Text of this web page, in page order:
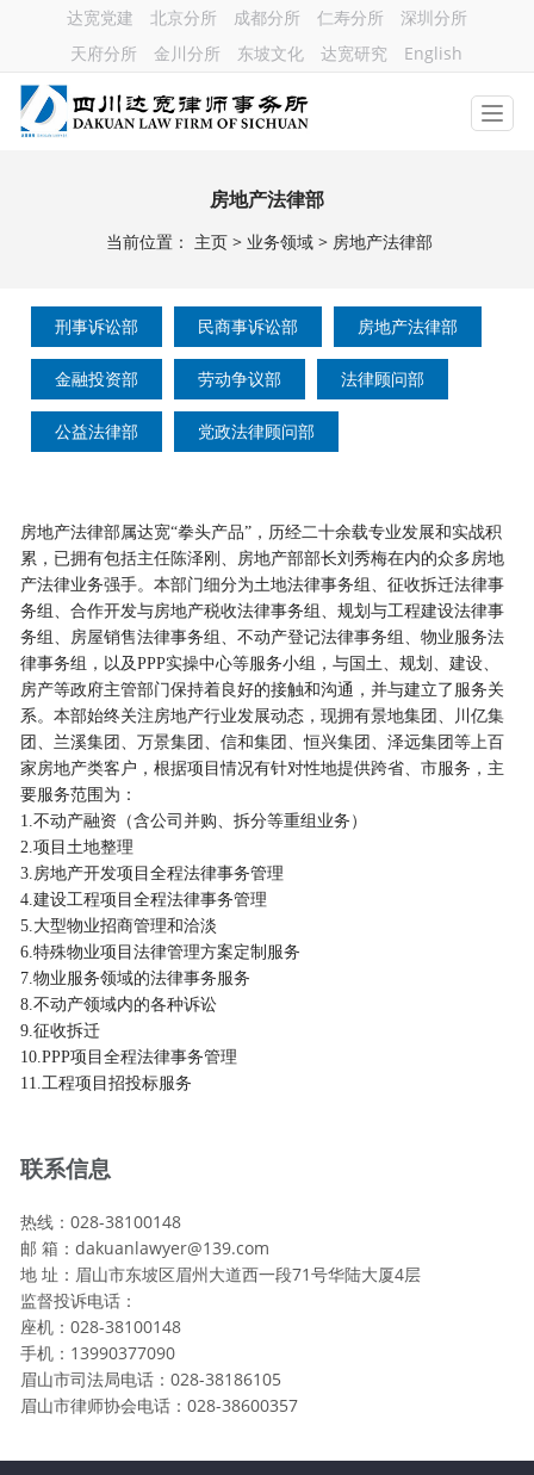
达宽党建 北京分所 成都分所 仁寿分所
深圳分所
天府分所
金川分所 东坡文化 达宽研究 English
房地产法律部
当前位置： 主页> 业务领域> 房地产法律部
刑事诉讼部 民商事诉讼部 房地产法律部
金融投资部 劳动争议部 法律顾问部
公益法律部 党政法律顾问部
房地产法律部属达宽“拳头产品”，历经二十余载专业发展和实战积
累，已拥有包括主任陈泽刚、房地产部部长刘秀梅在内的众多房地
产法律业务强手。本部门细分为土地法律事务组、征收拆迁法律事
务组、合作开发与房地产税收法律事务组、规划与工程建设法律事
务组、房屋销售法律事务组、不动产登记法律事务组、物业服务法
律事务组，以及PPP实操中心等服务小组，与国土、规划、建设、
房产等政府主管部门保持着良好的接触和沟通，并与建立了服务关
系。本部始终关注房地产行业发展动态，现拥有景地集团、川亿集
团、兰溪集团、万景集团、信和集团、恒兴集团、泽远集团等上百
家房地产类客户，根据项目情况有针对性地提供跨省、市服务，主
要服务范围为：
1.不动产融资（含公司并购、拆分等重组业务）
2.项目土地整理
3.房地产开发项目全程法律事务管理
4.建设工程项目全程法律事务管理
5.大型物业招商管理和洽淡
6.特殊物业项目法律管理方案定制服务
7.物业服务领域的法律事务服务
8.不动产领域内的各种诉讼
9.征收拆迁
10.PPP项目全程法律事务管理
11.工程项目招投标服务
联系信息
热线：028-38100148
邮 箱：dakuanlawyer@139.com
地 址：眉山市东坡区眉州大道西一段71号华陆大厦4层
监督投诉电话：
座机：028-38100148
手机：13990377090
眉山市司法局电话：028-38186105
眉山市律师协会电话：028-38600357